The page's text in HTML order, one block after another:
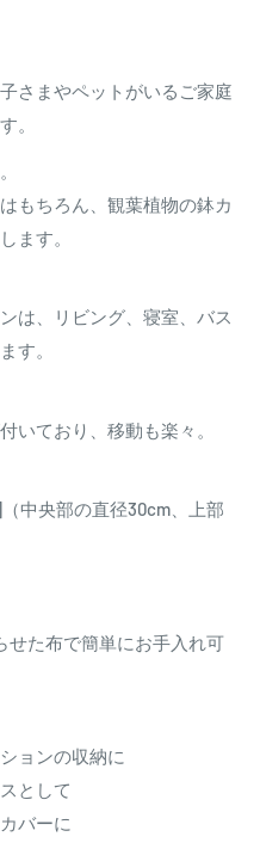
さまやペットがいるご家庭
。
もちろん、観葉植物の鉢カ
ます。
は、リビング、寝室、バス
す。
いており、移動も楽々。
中央部の直径30cm、上部
せた布で簡単にお手入れ可
ョンの収納に
として
バーに